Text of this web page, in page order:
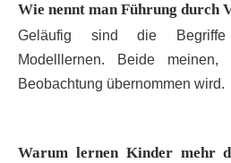
Wie nennt man Führung durch
Geläufig sind die Begriffe
Modelllernen. Beide meinen,
Beobachtung übernommen wird.
Warum lernen Kinder mehr